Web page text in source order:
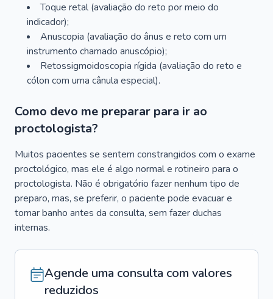
Toque retal (avaliação do reto por meio do
indicador);
Anuscopia (avaliação do ânus e reto com um
instrumento chamado anuscópio);
Retossigmoidoscopia rígida (avaliação do reto e
cólon com uma cânula especial).
Como devo me preparar para ir ao
proctologista?
Muitos pacientes se sentem constrangidos com o exame
proctológico, mas ele é algo normal e rotineiro para o
proctologista. Não é obrigatório fazer nenhum tipo de
preparo, mas, se preferir, o paciente pode evacuar e
tomar banho antes da consulta, sem fazer duchas
internas.
Agende uma consulta com valores
reduzidos